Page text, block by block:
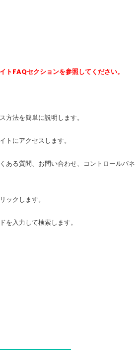
トFAQセクションを参照してください。
方法を簡単に説明します。
トにアクセスします。
ある質問、お問い合わせ、コントロールパネ
ックします。
を入力して検索します。